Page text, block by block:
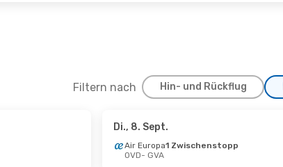
Filtern nach Hin- und Rückflug
Di., 8. Sept.
Air Europa1 Zwischenstopp
OVD- GVA